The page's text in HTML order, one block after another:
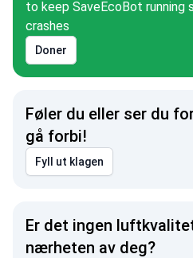
to keep SaveEcoBot running
crashes
Doner
Føler du eller ser du
gå forbi!
Fyll ut klagen
Er det ingen
nærheten av deg?